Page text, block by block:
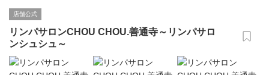
店舗公式
リンパサロンCHOU CHOU.善通寺～リンパサロ
ンシュシュ～